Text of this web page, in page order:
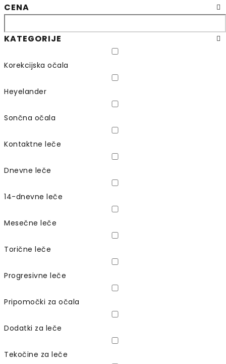
CENA
KATEGORIJE
Korekcijska očala
Heyelander
Sončna očala
Kontaktne leče
Dnevne leče
14-dnevne leče
Mesečne leče
Torične leče
Progresivne leče
Pripomočki za očala
Dodatki za leče
Tekočine za leče